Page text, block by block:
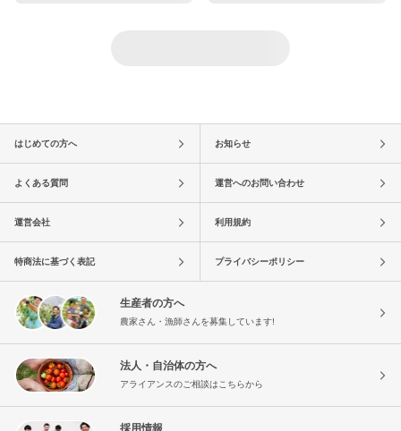
はじめての方へ お知らせ
よくある質問 運営へのお問い合わせ
運営会社 利用規約
特商法に基づく表記 プライバシーポリシー
生産者の方へ
農家さん・漁師さんを募集しています!
法人・自治体の方へ
アライアンスのご相談はこちらから
採用情報